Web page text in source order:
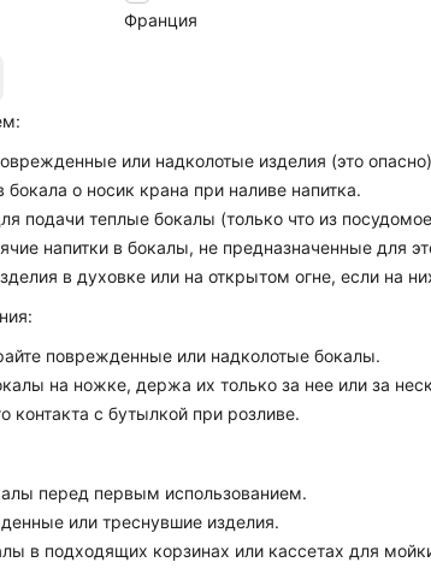
Франция
или надколотые изделия (это
бокала о носик крана при наливе напитка.
подачи теплые бокалы (только что из
напитки в бокалы, не предназначенные для
в духовке или на открытом огне, если на
поврежденные или надколотые бокалы.
на ножке, держа их только за нее или за
контакта с бутылкой при розливе.
перед первым использованием.
или треснувшие изделия.
в подходящих корзинах или кассетах для